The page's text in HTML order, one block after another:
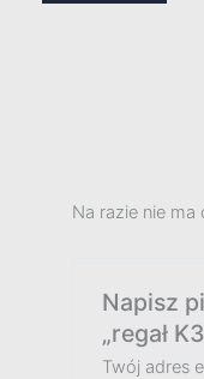
Na razie nie
Napisz
„regał
Twój adres